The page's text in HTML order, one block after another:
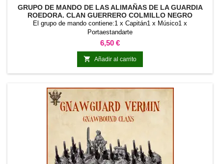
GRUPO DE MANDO DE LAS ALIMAÑAS DE LA GUARDIA
ROEDORA. CLAN GUERRERO COLMILLO NEGRO
El grupo de mando contiene:1 x Capitán1 x Músico1 x
Portaestandarte
Precio
6,50 €
 Añadir al carrito